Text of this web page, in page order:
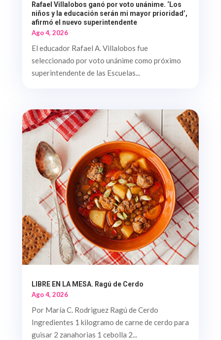
Rafael Villalobos ganó por voto unánime. ‘Los
niños y la educación serán mi mayor prioridad’,
afirmó el nuevo superintendente
Ago 4, 2026
El educador Rafael A. Villalobos fue
seleccionado por voto unánime como próximo
superintendente de las Escuelas...
LIBRE EN LA MESA. Ragú de Cerdo
Ago 4, 2026
Por María C. Rodriguez Ragú de Cerdo
Ingredientes 1 kilogramo de carne de cerdo para
guisar 2 zanahorias 1 cebolla 2...